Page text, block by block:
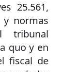
25.561,
y normas
tribunal
quo y en
fiscal de